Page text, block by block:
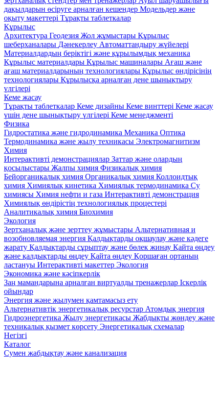
дақылдарын өсіруге арналған кешендер Модельдер және
оқыту макеттері Тұрақты таблеткалар
Құрылыс
Архитектура Геодезия Жол жұмыстары Құрылыс
шеберханалары Дәнекерлеу Автоматтандыру жүйелері
Материалдардың беріктігі және құрылымдық механика
Құрылыс материалдары Кұрылыс машиналары Ағаш және
ағаш материалдарының технологиялары Құрылыс өндірісінің
технологиялары Құрылысқа арналған дене шынықтыру
үлгілері
Кеме жасау
Тұрақты таблеткалар Кеме дизайны Кеме винттері Кеме жасау
үшін дене шынықтыру үлгілері Кеме менеджменті
Физика
Гидростатика және гидродинамика Механика Оптика
Термодинамика және жылу техникасы Электромагнитизм
Химия
Интерактивті демонстрациялар Заттар және олардың
қосылыстары Жалпы химия Физикалық химия
Бейорганикалық химия Органикалық химия Коллоидтық
химия Химиялық кинетика Химиялық термодинамика Су
химиясы Химия нефти и газа Интерактивті демонстрация
Химиялық өндірістің технологиялық процестері
Аналитикалық химия Биохимия
Экология
Зертханалық және зерттеу жұмыстары Альтернативная и
возобновляемая энергия Қалдықтарды оқшаулау және кәдеге
жарату Қалдықтарды сұрыптау және бөлек жинау Қайта өңдеу
және қалдықтарды өңдеу Қайта өңдеу Қоршаған ортаның
ластануы Интерактивті макеттер Экология
Экономика және кәсіпкерлік
Заң мамандарына арналған виртуалды тренажерлар Iскерлік
ойындар
Энергия және жылумен қамтамасыз ету
Альтернативтік энергетикалық ресурстар Атомдық энергия
Гидроэнергетика Жылу энергетикасы Жабдықты жөндеу және
техникалық қызмет көрсету Энергетикалық схемалар
Негізгі
Каталог
Сумен жабдықтау және канализация